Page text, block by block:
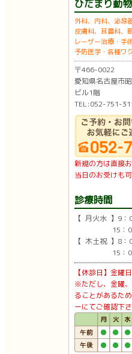
ひだまり動
外科、内科、泌尿
皮膚科、耳鼻科、
レーザー治療・手
予防医学・各種ワ
〒466-0022
愛知県名古屋市
ビル1階
TEL:052-751-
新規の方は直接
当日のお受けも可
診療時間
【 月火水 】9
15：00〜
【 木土祝 】8
15：00〜
【休診日】金曜
※ただし、金曜
ることがあるた
ーにてご確認下さ